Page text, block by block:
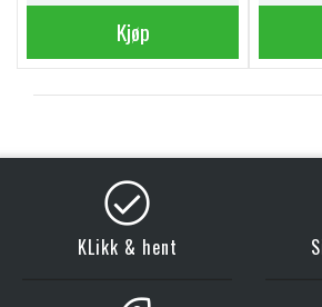
Kjøp
KLikk & hent